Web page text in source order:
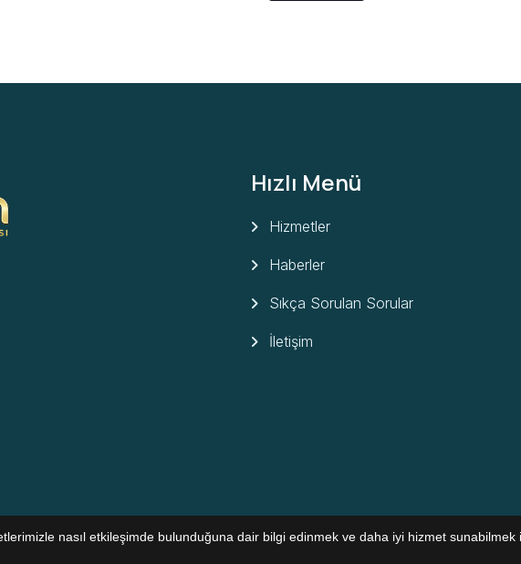
nasıl etkileşimde bulunduğuna dair bilgi edinmek ve daha iyi hizmet sunabilmek
Hızlı Menü
Hizmetler
Haberler
Sıkça Sorulan Sorular
İletişim